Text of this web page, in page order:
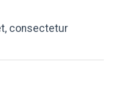
consectetur